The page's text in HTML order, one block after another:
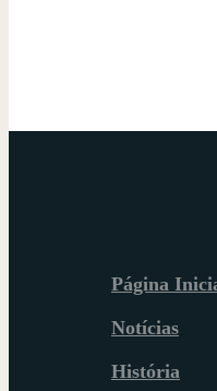
Página
Notícias
História